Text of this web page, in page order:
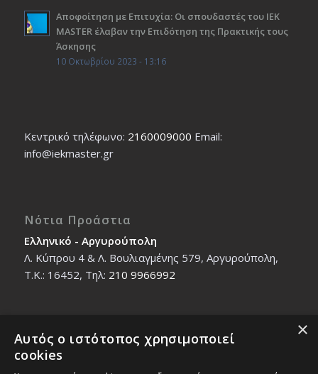
Αποφοίτηση με Επιτυχία: Οι σπουδαστές του ΙΕΚ
ΜΑSTER έλαβαν την Επιδότηση της Πρακτικής τους
Άσκησης
10 Οκτωβρίου 2023 - 13:16
Κεντρικό τηλέφωνο: 2160009000 Εmail:
info@iekmaster.gr
Νότια Προάστια
Ελληνικό - Αργυρούπολη
Λ. Κύπρου 4 & Λ. Βουλιαγμένης 579, Αργυρούπολη,
T.K.: 16452, Τηλ: 210 9966992
Βόρεια Προάστια
Νέο Ηράκλειο - Μαρούσι
×
Αυτός ο ιστότοπος χρησιμοποιεί
cookies